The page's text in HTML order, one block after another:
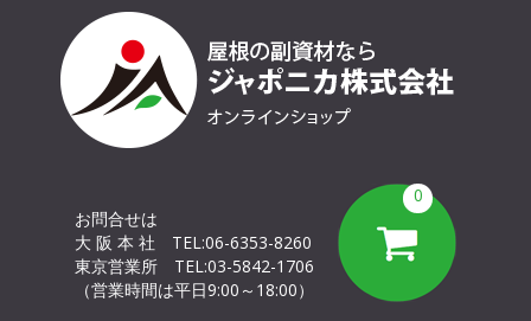
お問合せは
大 阪 本 社 TEL:06-6353-8260
東京営業所 TEL:03-5842-1706
（営業時間は平日9:00～18:00）
0